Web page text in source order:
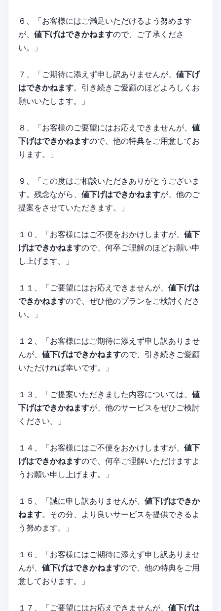
６、「お客様にはご満足いただけるよう努めます
が、 値下げはできかねますので、ご了承くださ
い。」
７、「ご期待に添えず申し訳ありませんが、 値下げ
はできかねます。引き続きご愛顧のほどよろしくお
願いいたします。」
８、「お客様のご要望にはお応えできませんが、 値
下げはできかねますので、他の特典をご用意してお
ります。」
９、「この度はご相談いただきありがとうございま
す。残念ながら、 値下げはできかねますが、他のご
提案をさせていただきます。」
１０、「お客様にはご不便をおかけしますが、 値下
げはできかねますので、何卒ご理解のほどお願い申
し上げます。」
１１、「ご要望にはお応えできませんが、 値下げは
できかねますので、ぜひ他のプランをご検討くださ
い。」
１２、「お客様にはご期待に添えず申し訳ありませ
んが、 値下げはできかねますので、引き続きご愛顧
いただければ幸いです。」
１３、「ご提案いただきました内容については、 値
下げはできかねますが、他のサービスをぜひご検討
ください。」
１４、「お客様にはご不便をおかけしますが、 値下
げはできかねますので、何卒ご理解いただけますよ
うお願い申し上げます。」
１５、「誠に申し訳ありませんが、 値下げはできか
ねます。その分、より良いサービスを提供できるよ
う努めます。」
１６、「お客様にはご期待に添えず申し訳ありませ
んが、 値下げはできかねますので、他の特典をご用
意しております。」
１７、「ご要望にはお応えできませんが、 値下げは